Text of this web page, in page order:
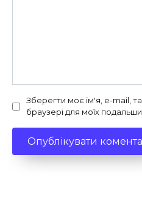
Зберегти моє ім'я, e-mail,
браузері для моїх